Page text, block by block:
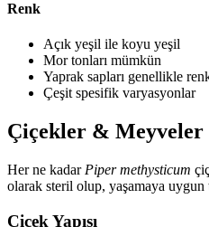
Renk
Açık yeşil ile koyu yeşil
Mor tonları mümkün
Yaprak sapları genellikle
Çeşit spesifik varyasyonlar
Çiçekler & Meyveler
Her ne kadar Piper methysticum
olarak steril olup, yaşamaya
Çiçek Yapısı